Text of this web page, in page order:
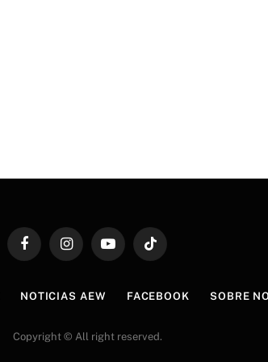
FacebookInstagramYouTubeTikTok
NOTICIAS AEW FACEBOOK SOBRE
Copyright © All right reserved.